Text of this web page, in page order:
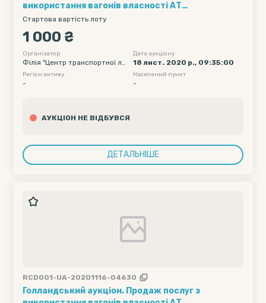
використання вагонів власності АТ
"Укрзалізниця" (1 вагон на 1 добу) 1 маршрут по
54 вагона з однієї маршрутної станції
навантаження /// Кількість вагонів - 54; Рухомий
склад - хопери-зерновози - 95; Полігон
навантаження - УЗ; Дата подачі вагону
початкова - 07-12-2020 00:00; Дата подачі
Стартова вартість лоту
1 000 ₴
Організатор
Філія "Центр транспортної ло
гістики" АТ "Укрзалізниця"
Дата аукціону
18 лист. 2020 р., 09:35:00
Регіон активу
-
Населений пункт
-
АУКЦІОН НЕ ВІДБУВСЯ
ДЕТАЛЬНІШЕ
RCD001-UA-20201116-04630
Голландський аукціон. Продаж послуг з